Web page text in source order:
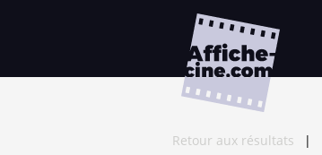
Retour aux résultats |